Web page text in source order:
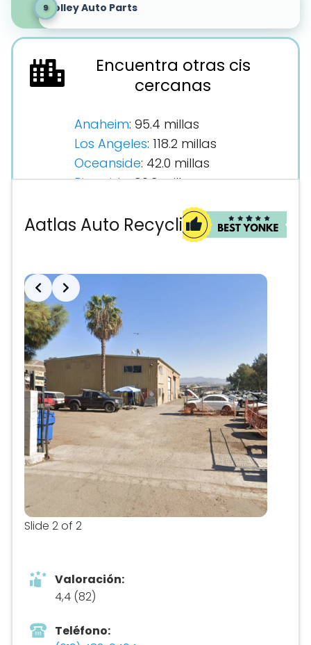
Trolley Auto Parts
Encuentra otras cis
cercanas
Anaheim: 95.4 millas
Los Angeles: 118.2 millas
Oceanside: 42.0 millas
Riverside: 92.3 millas
Santa Ana: 88.7 millas
Santa Fe Springs
: 107.1 millas
Anuncio
Aatlas Auto Recycling
Slide 2 of 2
Valoración:
4,4 (82)
Teléfono: